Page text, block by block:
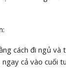
cách đi ngủ và
cả vào cuối